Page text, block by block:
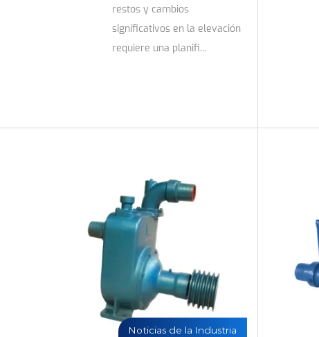
restos y cambios
significativos en la elevación
requiere una planifi...
Noticias de la Industria